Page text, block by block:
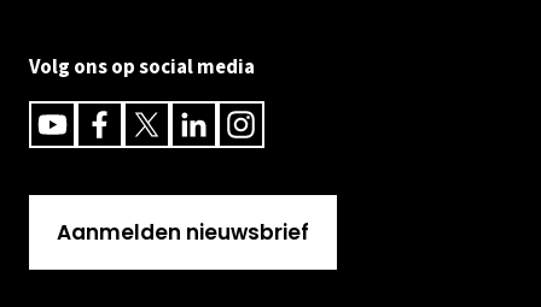
Volg ons op social media
YoutubeFacebookTwitterLinkedinInstagram
Aanmelden nieuwsbrief